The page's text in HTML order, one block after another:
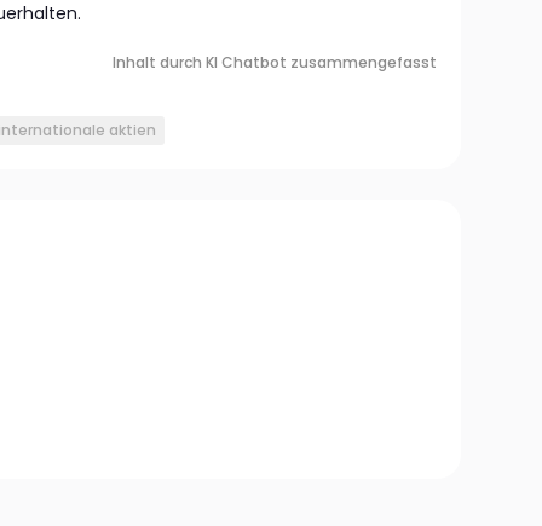
Inhalt durch KI Chatbot zusammengefasst
aktien